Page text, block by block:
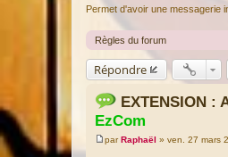
Permet d'avoir une messagerie
Règles du forum
Répondre
EXTENSION :
EzCom
M
parRaphaël » ven. 27 mars